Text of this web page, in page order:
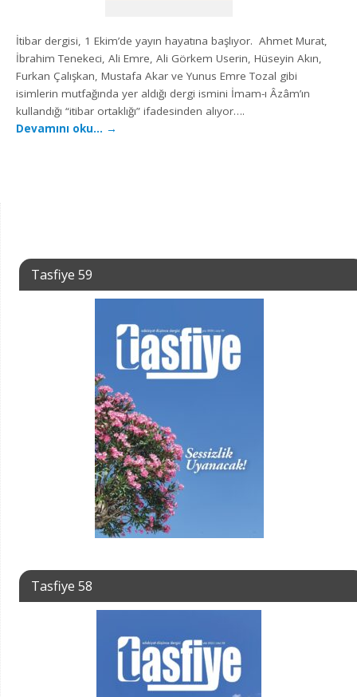
İtibar dergisi, 1 Ekim’de yayın hayatına başlıyor. Ahmet Murat,
İbrahim Tenekeci, Ali Emre, Ali Görkem Userin, Hüseyin Akın,
Furkan Çalışkan, Mustafa Akar ve Yunus Emre Tozal gibi
isimlerin mutfağında yer aldığı dergi ismini İmam-ı Âzâm’ın
kullandığı “itibar ortaklığı” ifadesinden alıyor….
Devamını oku… →
Tasfiye 59
Tasfiye 58